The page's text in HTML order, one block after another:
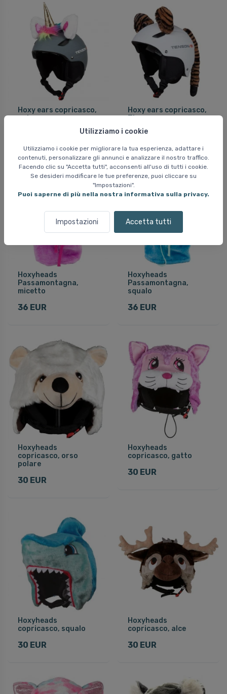
Utilizziamo i cookie
Utilizziamo i cookie per migliorare la tua esperienza, adattare i
contenuti, personalizzare gli annunci e analizzare il nostro traffico.
Facendo clic su "Accetta tutti", acconsenti all'uso di tutti i cookie.
Se desideri modificare le tue preferenze, puoi cliccare su
"Impostazioni".
Puoi saperne di più nella nostra informativa sulla privacy.
Impostazioni Accetta tutti
Hoxy ears copricasco,
unicorno
Hoxy ears copricasco,
Tigre
16 EUR
Hoxyheads
Passamontagna,
micetto
36 EUR
Hoxyheads
Passamontagna,
squalo
36 EUR
Hoxyheads
copricasco, orso
polare
30 EUR
Hoxyheads
copricasco, gatto
30 EUR
Hoxyheads
copricasco, squalo
30 EUR
Hoxyheads
copricasco, alce
30 EUR